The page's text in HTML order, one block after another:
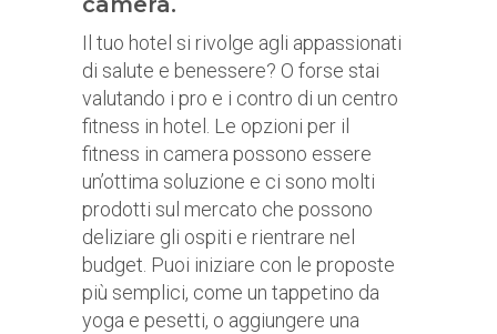
Il tuo hotel si rivolge agli appassionati
di salute e benessere? O forse stai
valutando i pro e i contro di un centro
fitness in hotel. Le opzioni per il
fitness in camera possono essere
un’ottima soluzione e ci sono molti
prodotti sul mercato che possono
deliziare gli ospiti e rientrare nel
budget. Puoi iniziare con le proposte
più semplici, come un tappetino da
yoga e pesetti, o aggiungere una